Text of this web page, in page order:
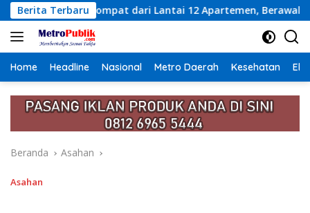
Langsung
ke
konten
Berita Terbaru
Lantai 12 Apartemen, Berawal dari Pesan Wanita Lewat
Home Headline Nasional Metro Daerah Kesehatan
Beranda Asahan
Asahan